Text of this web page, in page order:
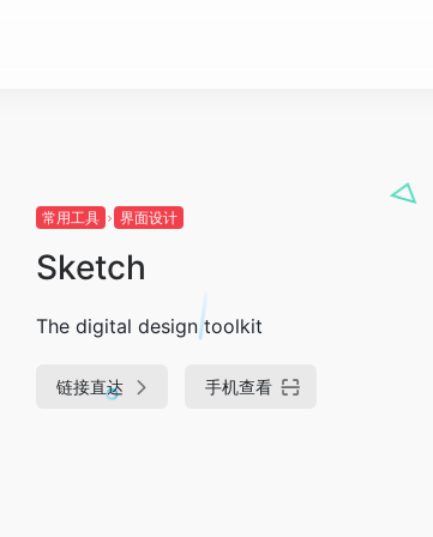
常用工具 界面设计
Sketch
The digital design toolkit
链接直达 手机查看